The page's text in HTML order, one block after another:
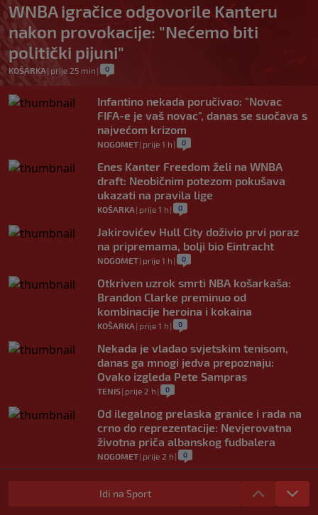
WNBA igračice odgovorile Kanteru
nakon provokacije: "Nećemo biti
politički pijuni"
KOŠARKA | prije 25 min | 0
Infantino nekada poručivao: "Novac
FIFA-e je vaš novac", danas se suočava s
najvećom krizom
NOGOMET| prije 1 h | 0
Enes Kanter Freedom želi na WNBA
draft: Neobičnim potezom pokušava
ukazati na pravila lige
KOŠARKA | prije 1 h | 0
Jakirovićev Hull City doživio prvi poraz
na pripremama, bolji bio Eintracht
NOGOMET| prije 1 h | 0
Otkriven uzrok smrti NBA košarkaša:
Brandon Clarke preminuo od
kombinacije heroina i kokaina
KOŠARKA | prije 1 h | 0
Nekada je vladao svjetskim tenisom,
danas ga mnogi jedva prepoznaju:
Ovako izgleda Pete Sampras
TENIS| prije 2 h | 0
Od ilegalnog prelaska granice i rada na
crno do reprezentacije: Nevjerovatna
životna priča albanskog fudbalera
NOGOMET| prije 2 h | 0
Deco iz sjene preokrenuo posao: Rodri
bio bliži Real Madridu, a sada je na
Idi na Sport